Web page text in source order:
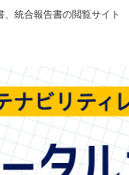
統合報告書の閲覧サイト